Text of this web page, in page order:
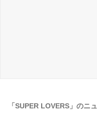
「SUPER LOVERS」のニ